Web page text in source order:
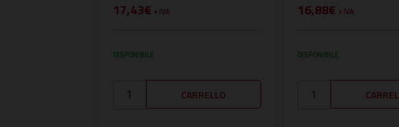
17,43€ + IVA
DISPONIBILE
16,88€ + IVA
DISPONIBILE